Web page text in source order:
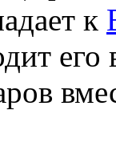
к